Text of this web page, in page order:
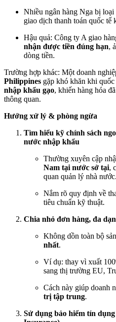
Nhiều ngân hàng Nga bị
giao dịch thanh toán quốc tế
Hậu quả: Công ty A giao
nhận được tiền đúng hạn,
dòng tiền.
Trường hợp khác: Một doanh
Philippines gặp khó khăn khi
nhập khẩu gạo, khiến hàng hóa
thông quan.
Hướng xử lý & phòng ngừa
Tìm hiểu kỹ chính sách
nước nhập khẩu
Thường xuyên cập
Nam tại nước sở tại,
quan quản lý nhà nước.
Nắm rõ quy định về
tiêu chuẩn kỹ thuật.
Chia nhỏ đơn hàng, đa
Không dồn toàn bộ
nhất.
Ví dụ: thay vì xuất
sang thị trường EU,
Cách này giúp doanh
trị tập trung.
Sử dụng bảo hiểm tín